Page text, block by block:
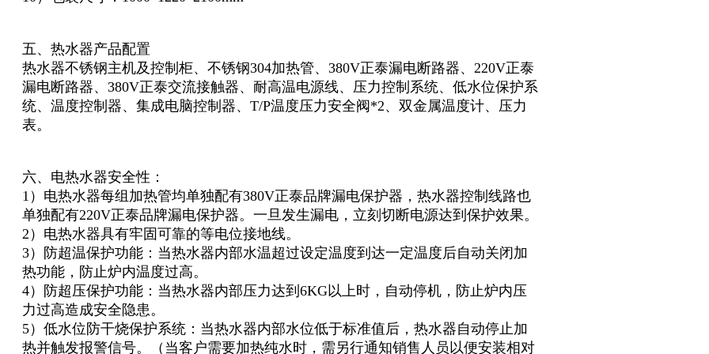
五、热水器产品配置
热水器不锈钢主机及控制柜、不锈钢304加热管、380V正泰漏电断路器、220V正泰
漏电断路器、380V正泰交流接触器、耐高温电源线、压力控制系统、低水位保护系
统、温度控制器、集成电脑控制器、T/P温度压力安全阀*2、双金属温度计、压力
表。
六、电热水器安全性：
1）电热水器每组加热管均单独配有380V正泰品牌漏电保护器，热水器控制线路也
单独配有220V正泰品牌漏电保护器。一旦发生漏电，立刻切断电源达到保护效果。
2）电热水器具有牢固可靠的等电位接地线。
3）防超温保护功能：当热水器内部水温超过设定温度到达一定温度后自动关闭加
热功能，防止炉内温度过高。
4）防超压保护功能：当热水器内部压力达到6KG以上时，自动停机，防止炉内压
力过高造成安全隐患。
5）低水位防干烧保护系统：当热水器内部水位低于标准值后，热水器自动停止加
热并触发报警信号。（当客户需要加热纯水时，需另行通知销售人员以便安装相对